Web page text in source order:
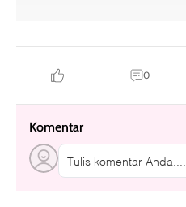
0
Komentar
Tulis komentar Anda....